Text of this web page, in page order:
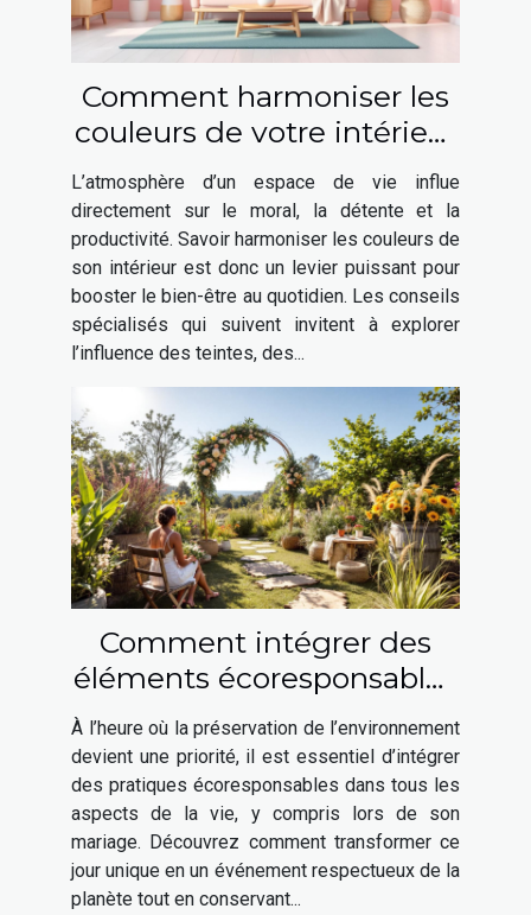
Comment harmoniser les
couleurs de votre intérieur
pour booster votre bien-
être ?
L’atmosphère d’un espace de vie influe
directement sur le moral, la détente et la
productivité. Savoir harmoniser les couleurs de
son intérieur est donc un levier puissant pour
booster le bien-être au quotidien. Les conseils
spécialisés qui suivent invitent à explorer
l’influence des teintes, des...
Comment intégrer des
éléments écoresponsables
à votre mariage ?
À l’heure où la préservation de l’environnement
devient une priorité, il est essentiel d’intégrer
des pratiques écoresponsables dans tous les
aspects de la vie, y compris lors de son
mariage. Découvrez comment transformer ce
jour unique en un événement respectueux de la
planète tout en conservant...